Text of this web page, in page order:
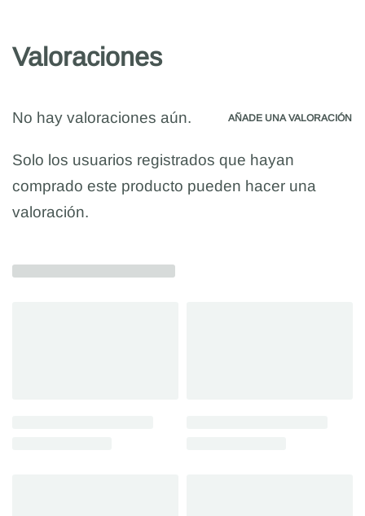
Valoraciones
No hay valoraciones aún. AÑADE UNA VALORACIÓN
Solo los usuarios registrados que hayan
comprado este producto pueden hacer una
valoración.